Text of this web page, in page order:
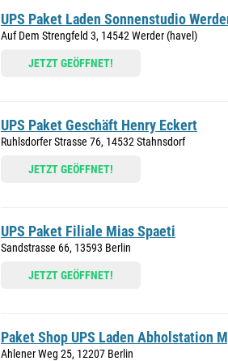
UPS Paket Laden Sonnenstudio
Auf Dem Strengfeld 3, 14542 Werder (havel)
JETZT GEÖFFNET!
UPS Paket Geschäft Henry Eckert
Ruhlsdorfer Strasse 76, 14532 Stahnsdorf
JETZT GEÖFFNET!
UPS Paket Filiale Mias Spaeti
Sandstrasse 66, 13593 Berlin
JETZT GEÖFFNET!
Paket Shop UPS Laden Abholstation
Ahlener Weg 25, 12207 Berlin